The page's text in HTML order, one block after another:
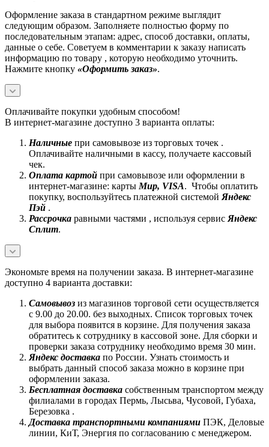
Оформление заказа в стандартном режиме выглядит
следующим образом. Заполняете полностью форму по
последовательным этапам: адрес, способ доставки, оплаты,
данные о себе. Советуем в комментарии к заказу написать
информацию по товару , которую необходимо уточнить.
Нажмите кнопку «Оформить заказ».
Оплачивайте покупки удобным способом!
В интернет-магазине доступно 3 варианта оплаты:
Наличные при самовывозе из торговых точек .
Оплачивайте наличными в кассу, получаете кассовый
чек.
Оплата картой при самовывозе или оформлении в
интернет-магазине: карты Mир, VISA. Чтобы оплатить
покупку, воспользуйтесь платежной системой Яндекс
Пэй .
Рассрочка равными частями , используя сервис Яндекс
Сплит.
Экономьте время на получении заказа. В интернет-магазине
доступно 4 варианта доставки:
Самовывоз из магазинов торговой сети осуществляется
с 9.00 до 20.00. без выходных. Список торговых точек
для выбора появится в корзине. Для получения заказа
обратитесь к сотруднику в кассовой зоне. Для сборки и
проверки заказа сотруднику необходимо время 30 мин.
Яндекс доставка по России. Узнать стоимость и
выбрать данный способ заказа можно в корзине при
оформлении заказа.
Бесплатная доставка собственным транспортом между
филиалами в городах Пермь, Лысьва, Чусовой, Губаха,
Березовка .
Доставка транспортными компаниями ПЭК, Деловые
линии, КиТ, Энергия по согласованию с менеджером.